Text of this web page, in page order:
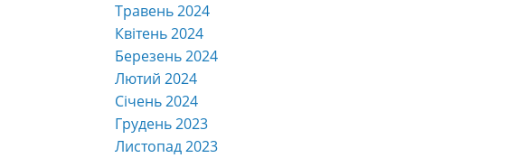
Травень 2024
Квітень 2024
Березень 2024
Лютий 2024
Січень 2024
Грудень 2023
Листопад 2023